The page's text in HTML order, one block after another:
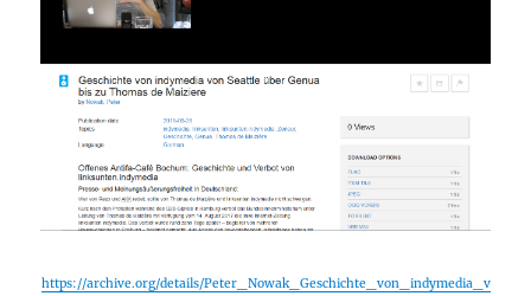
https://archive.org/details/Peter_Nowak_Geschichte_von_indymedia_v